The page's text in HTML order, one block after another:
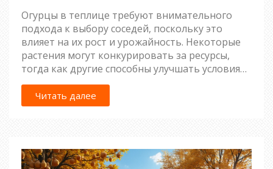
Огурцы в теплице требуют внимательного
подхода к выбору соседей, поскольку это
влияет на их рост и урожайность. Некоторые
растения могут конкурировать за ресурсы,
тогда как другие способны улучшать условия
для роста огурцов. Изучая, какие культуры
лучше всего соседствуют с огурцами, можно
значительно увеличить эффективность
поделимся полезными советами и
интересными фактами.
Читать далее